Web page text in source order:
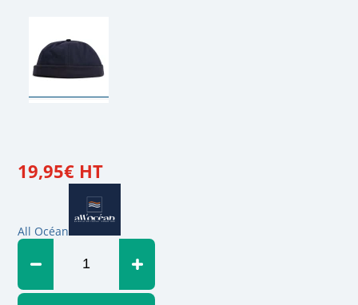
19,95€ HT
All Océan